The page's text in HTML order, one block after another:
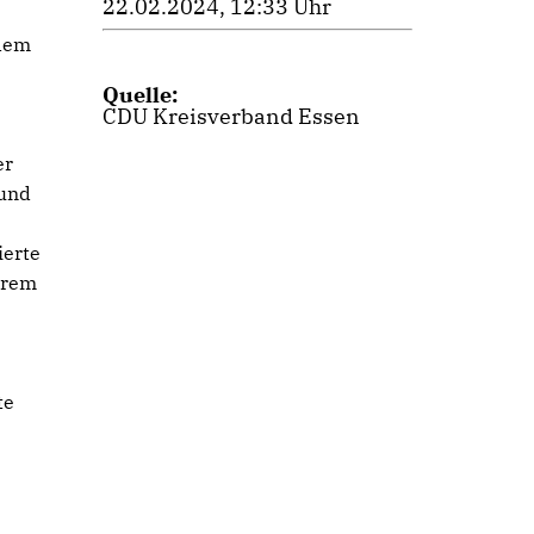
22.02.2024, 12:33 Uhr
Quelle:
CDU Kreisverband Essen